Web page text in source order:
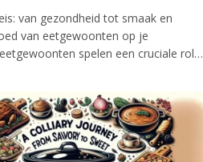
van gezondheid tot smaak en
van eetgewoonten op je
spelen een cruciale rol…